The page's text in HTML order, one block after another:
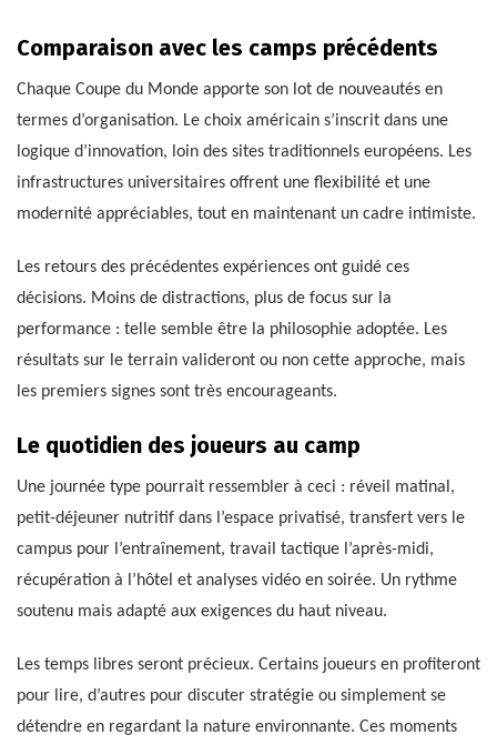
Comparaison avec les camps précédents
Chaque Coupe du Monde apporte son lot de nouveautés en
termes d’organisation. Le choix américain s’inscrit dans une
logique d’innovation, loin des sites traditionnels européens. Les
infrastructures universitaires offrent une flexibilité et une
modernité appréciables, tout en maintenant un cadre intimiste.
Les retours des précédentes expériences ont guidé ces
décisions. Moins de distractions, plus de focus sur la
performance : telle semble être la philosophie adoptée. Les
résultats sur le terrain valideront ou non cette approche, mais
les premiers signes sont très encourageants.
Le quotidien des joueurs au camp
Une journée type pourrait ressembler à ceci : réveil matinal,
petit-déjeuner nutritif dans l’espace privatisé, transfert vers le
campus pour l’entraînement, travail tactique l’après-midi,
récupération à l’hôtel et analyses vidéo en soirée. Un rythme
soutenu mais adapté aux exigences du haut niveau.
Les temps libres seront précieux. Certains joueurs en profiteront
pour lire, d’autres pour discuter stratégie ou simplement se
détendre en regardant la nature environnante. Ces moments